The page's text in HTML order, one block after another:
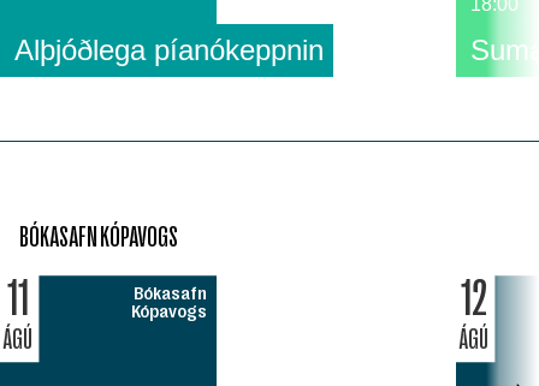
Alþjóðlega píanókeppnin
18:00
BÓKASAFN KÓPAVOGS
11
ÁGÚ
Bókasafn
Kópavogs
12
ÁGÚ